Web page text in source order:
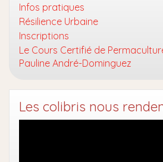
Infos pratiques
Résilience Urbaine
Inscriptions
Le Cours Certifié de
Pauline André-Dominguez
Les colibris nous